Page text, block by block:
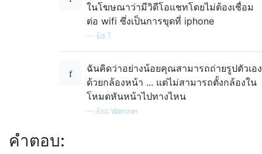
ในโฆษณาว่ามีวิดีโอแชทโดยไม่ต้องเชื่อม
ต่อ wifi ซึ่งเป็นการขุดที่ iphone
— Ed.T
ฉันคิดว่าอย่างน้อยคุณสามารถถ่ายรูปตัวเอง
ด้วยกล้องหน้า ... แต่ไม่สามารถตั้งกล้องใน
โหมดหันหน้าไปทางไหน
— Eric Warriner
คำตอบ: